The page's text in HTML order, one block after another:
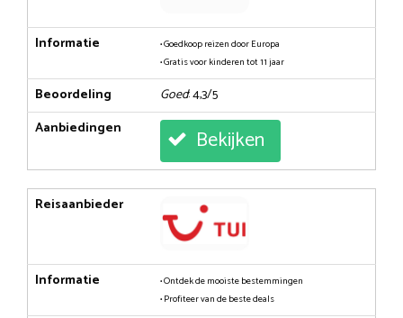
Informatie
• Goedkoop reizen door Europa
• Gratis voor kinderen tot 11 jaar
Beoordeling Goed: 4,3/5
Aanbiedingen
Bekijken
Reisaanbieder
Informatie
• Ontdek de mooiste bestemmingen
• Profiteer van de beste deals